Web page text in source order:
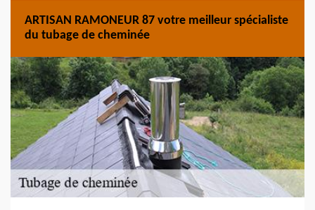
ARTISAN RAMONEUR 87 votre meilleur spécialiste
du tubage de cheminée